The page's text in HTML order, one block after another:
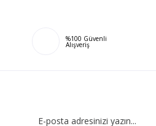
%100 Güvenli
Alışveriş